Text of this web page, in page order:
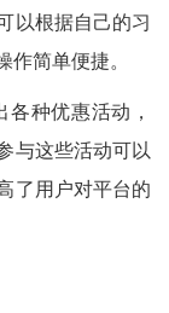
以根据自己的习
简单便捷。
种优惠活动，
与这些活动可以
了用户对平台的